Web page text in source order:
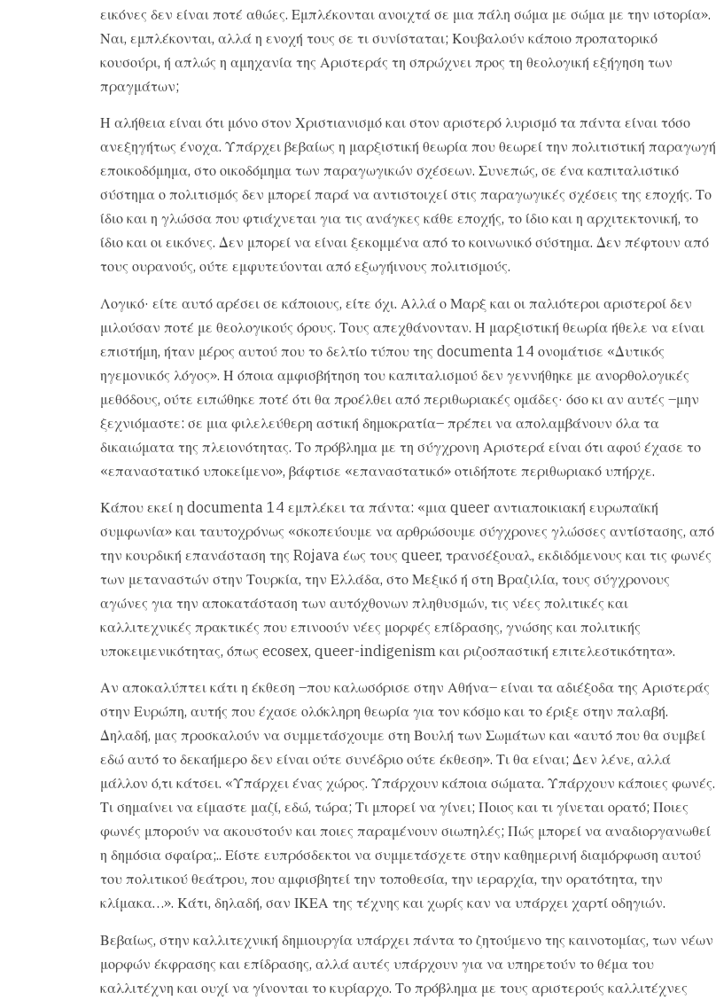
εικόνες δεν είναι ποτέ αθώες. Εμπλέκονται ανοιχτά σε μια πάλη σώμα με σώμα με την ιστορία».
Ναι, εμπλέκονται, αλλά η ενοχή τους σε τι συνίσταται; Κουβαλούν κάποιο προπατορικό
κουσούρι, ή απλώς η αμηχανία της Αριστεράς τη σπρώχνει προς τη θεολογική εξήγηση των
πραγμάτων;
Η αλήθεια είναι ότι μόνο στον Χριστιανισμό και στον αριστερό λυρισμό τα πάντα είναι τόσο
ανεξηγήτως ένοχα. Υπάρχει βεβαίως η μαρξιστική θεωρία που θεωρεί την πολιτιστική παραγωγή
εποικοδόμημα, στο οικοδόμημα των παραγωγικών σχέσεων. Συνεπώς, σε ένα καπιταλιστικό
σύστημα ο πολιτισμός δεν μπορεί παρά να αντιστοιχεί στις παραγωγικές σχέσεις της εποχής. Το
ίδιο και η γλώσσα που φτιάχνεται για τις ανάγκες κάθε εποχής, το ίδιο και η αρχιτεκτονική, το
ίδιο και οι εικόνες. Δεν μπορεί να είναι ξεκομμένα από το κοινωνικό σύστημα. Δεν πέφτουν από
τους ουρανούς, ούτε εμφυτεύονται από εξωγήινους πολιτισμούς.
Λογικό· είτε αυτό αρέσει σε κάποιους, είτε όχι. Αλλά ο Μαρξ και οι παλιότεροι αριστεροί δεν
μιλούσαν ποτέ με θεολογικούς όρους. Τους απεχθάνονταν. Η μαρξιστική θεωρία ήθελε να είναι
επιστήμη, ήταν μέρος αυτού που το δελτίο τύπου της documenta 14 ονομάτισε «Δυτικός
ηγεμονικός λόγος». Η όποια αμφισβήτηση του καπιταλισμού δεν γεννήθηκε με ανορθολογικές
μεθόδους, ούτε ειπώθηκε ποτέ ότι θα προέλθει από περιθωριακές ομάδες· όσο κι αν αυτές –μην
ξεχνιόμαστε: σε μια φιλελεύθερη αστική δημοκρατία– πρέπει να απολαμβάνουν όλα τα
δικαιώματα της πλειονότητας. Το πρόβλημα με τη σύγχρονη Αριστερά είναι ότι αφού έχασε το
«επαναστατικό υποκείμενο», βάφτισε «επαναστατικό» οτιδήποτε περιθωριακό υπήρχε.
Κάπου εκεί η documenta 14 εμπλέκει τα πάντα: «μια queer αντιαποικιακή ευρωπαϊκή
συμφωνία» και ταυτοχρόνως «σκοπεύουμε να αρθρώσουμε σύγχρονες γλώσσες αντίστασης, από
την κουρδική επανάσταση της Rojava έως τους queer, τρανσέξουαλ, εκδιδόμενους και τις φωνές
των μεταναστών στην Τουρκία, την Ελλάδα, στο Μεξικό ή στη Βραζιλία, τους σύγχρονους
αγώνες για την αποκατάσταση των αυτόχθονων πληθυσμών, τις νέες πολιτικές και
καλλιτεχνικές πρακτικές που επινοούν νέες μορφές επίδρασης, γνώσης και πολιτικής
υποκειμενικότητας, όπως ecosex, queer-indigenism και ριζοσπαστική επιτελεστικότητα».
Αν αποκαλύπτει κάτι η έκθεση –που καλωσόρισε στην Αθήνα– είναι τα αδιέξοδα της Αριστεράς
στην Ευρώπη, αυτής που έχασε ολόκληρη θεωρία για τον κόσμο και το έριξε στην παλαβή.
Δηλαδή, μας προσκαλούν να συμμετάσχουμε στη Βουλή των Σωμάτων και «αυτό που θα συμβεί
εδώ αυτό το δεκαήμερο δεν είναι ούτε συνέδριο ούτε έκθεση». Τι θα είναι; Δεν λένε, αλλά
μάλλον ό,τι κάτσει. «Υπάρχει ένας χώρος. Υπάρχουν κάποια σώματα. Υπάρχουν κάποιες φωνές.
Τι σημαίνει να είμαστε μαζί, εδώ, τώρα; Τι μπορεί να γίνει; Ποιος και τι γίνεται ορατό; Ποιες
φωνές μπορούν να ακουστούν και ποιες παραμένουν σιωπηλές; Πώς μπορεί να αναδιοργανωθεί
η δημόσια σφαίρα;.. Είστε ευπρόσδεκτοι να συμμετάσχετε στην καθημερινή διαμόρφωση αυτού
του πολιτικού θεάτρου, που αμφισβητεί την τοποθεσία, την ιεραρχία, την ορατότητα, την
κλίμακα…». Κάτι, δηλαδή, σαν ΙΚΕΑ της τέχνης και χωρίς καν να υπάρχει χαρτί οδηγιών.
Βεβαίως, στην καλλιτεχνική δημιουργία υπάρχει πάντα το ζητούμενο της καινοτομίας, των νέων
μορφών έκφρασης και επίδρασης, αλλά αυτές υπάρχουν για να υπηρετούν το θέμα του
καλλιτέχνη και ουχί να γίνονται το κυρίαρχο. Το πρόβλημα με τους αριστερούς καλλιτέχνες